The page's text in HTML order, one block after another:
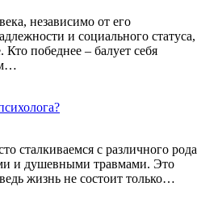
независимо от его
и социального статуса,
победнее – балует себя
сталкиваемся с различного рода
и душевными травмами. Это
жизнь не состоит только…